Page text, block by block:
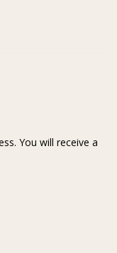
You will receive a